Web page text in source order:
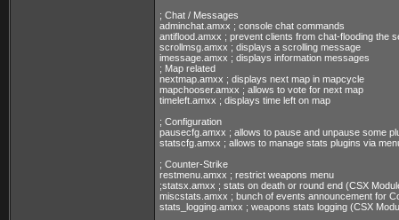
; Chat / Messages
adminchat.amxx ; console chat commands
antiflood.amxx ; prevent clients from chat-flooding the
scrollmsg.amxx ; displays a scrolling message
imessage.amxx ; displays information messages
; Map related
nextmap.amxx ; displays next map in mapcycle
mapchooser.amxx ; allows to vote for next map
timeleft.amxx ; displays time left on map
; Configuration
pausecfg.amxx ; allows to pause and unpause some
statscfg.amxx ; allows to manage stats plugins via
; Counter-Strike
restmenu.amxx ; restrict weapons menu
;statsx.amxx ; stats on death or round end (CSX
miscstats.amxx ; bunch of events announcement for
stats_logging.amxx ; weapons stats logging (CSX